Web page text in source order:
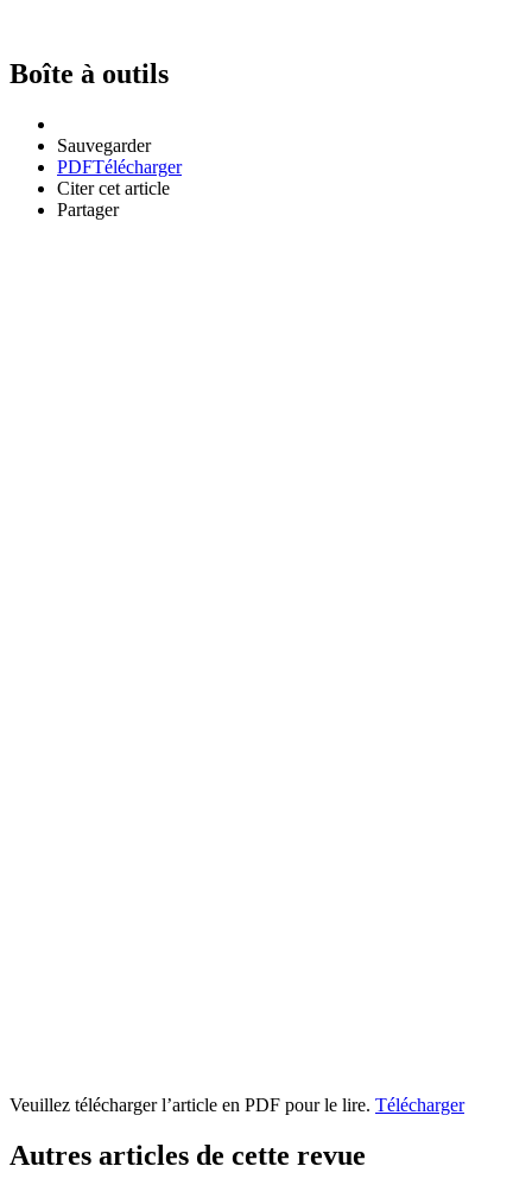
Boîte à outils
Sauvegarder
PDFTélécharger
Citer cet article
Partager
Veuillez télécharger l’article en PDF pour le lire. Télécharger
Autres articles de cette revue